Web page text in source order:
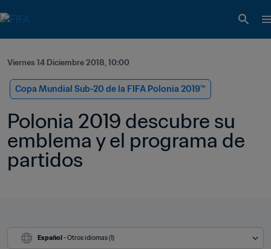
Viernes 14 Diciembre 2018, 10:00
Copa Mundial Sub-20 de la FIFA Polonia 2019™
Polonia 2019 descubre su
emblema y el programa de
partidos
Español - Otros idiomas (1)